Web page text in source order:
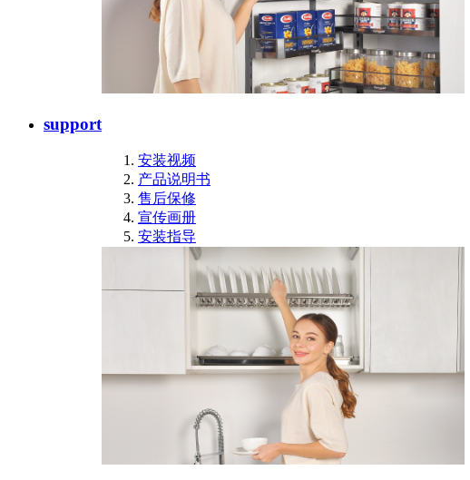
support
安装视频
产品说明书
售后保修
宣传画册
安装指导